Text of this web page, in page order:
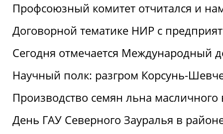
Профсоюзный комитет отчитался и
Договорной тематике НИР с
Сегодня отмечается Международный
Научный полк: разгром Корсунь-
Производство семян льна
День ГАУ Северного Зауралья в